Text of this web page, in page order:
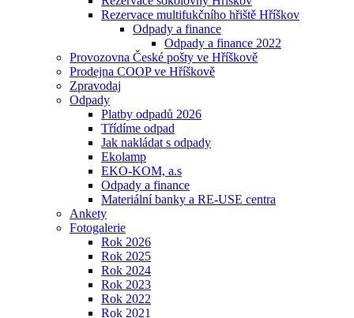
Rezervace multifukčního hřiště Hříškov
Odpady a finance
Odpady a finance 2022
Provozovna České pošty ve Hříškově
Prodejna COOP ve Hříškově
Zpravodaj
Odpady
Platby odpadů 2026
Třídíme odpad
Jak nakládat s odpady
Ekolamp
EKO-KOM, a.s
Odpady a finance
Materiální banky a RE-USE centra
Ankety
Fotogalerie
Rok 2026
Rok 2025
Rok 2024
Rok 2023
Rok 2022
Rok 2021